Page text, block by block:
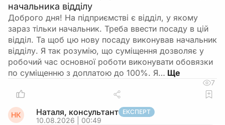
начальника відділу
Доброго дня! На підприємстві є відділ, у якому
зараз тільки начальник. Треба ввести посаду в цій
відділ. Та щоб цю нову посаду виконував начальник
відділу. Я так розумію, що суміщення дозволяє у
робочий час основної роботи виконувати обовязки
по суміщенню з доплатою до 100%. Я…
7
НК Наталя, консультант ЕКСПЕРТ
10.08.2026 | 00:49